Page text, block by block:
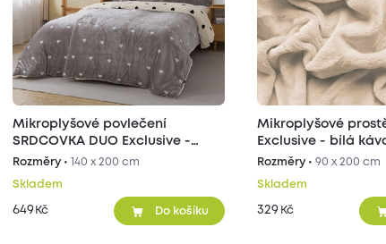
Mikroplyšové povlečení
SRDCOVKA DUO Exclusive -
šedé/béžové
Rozměry • 140 x 200 cm
Skladem
649 Kč Do košíku
Mikroplyšové
Exclusive - bílá
Rozměry •90 x 200 cm
Skladem
329 Kč